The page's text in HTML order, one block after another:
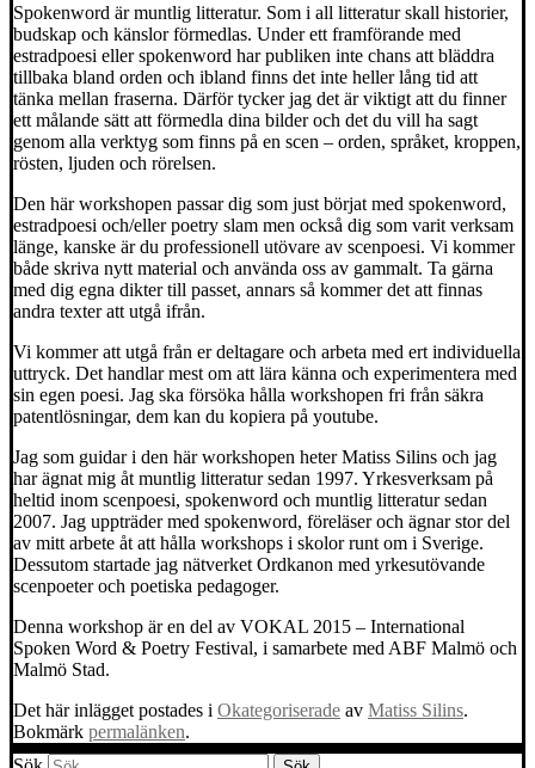
Spokenword är muntlig litteratur. Som i all litteratur skall historier,
budskap och känslor förmedlas. Under ett framförande med
estradpoesi eller spokenword har publiken inte chans att bläddra
tillbaka bland orden och ibland finns det inte heller lång tid att
tänka mellan fraserna. Därför tycker jag det är viktigt att du finner
ett målande sätt att förmedla dina bilder och det du vill ha sagt
genom alla verktyg som finns på en scen – orden, språket, kroppen,
rösten, ljuden och rörelsen.
Den här workshopen passar dig som just börjat med spokenword,
estradpoesi och/eller poetry slam men också dig som varit verksam
länge, kanske är du professionell utövare av scenpoesi. Vi kommer
både skriva nytt material och använda oss av gammalt. Ta gärna
med dig egna dikter till passet, annars så kommer det att finnas
andra texter att utgå ifrån.
Vi kommer att utgå från er deltagare och arbeta med ert individuella
uttryck. Det handlar mest om att lära känna och experimentera med
sin egen poesi. Jag ska försöka hålla workshopen fri från säkra
patentlösningar, dem kan du kopiera på youtube.
Jag som guidar i den här workshopen heter Matiss Silins och jag
har ägnat mig åt muntlig litteratur sedan 1997. Yrkesverksam på
heltid inom scenpoesi, spokenword och muntlig litteratur sedan
2007. Jag uppträder med spokenword, föreläser och ägnar stor del
av mitt arbete åt att hålla workshops i skolor runt om i Sverige.
Dessutom startade jag nätverket Ordkanon med yrkesutövande
scenpoeter och poetiska pedagoger.
Denna workshop är en del av VOKAL 2015 – International
Spoken Word & Poetry Festival, i samarbete med ABF Malmö och
Malmö Stad.
Det här inlägget postades i Okategoriserade av Matiss Silins.
Bokmärk permalänken.